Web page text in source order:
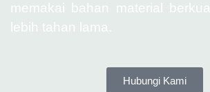
memakai bahan material
lebih tahan lama.
Hubungi Kami